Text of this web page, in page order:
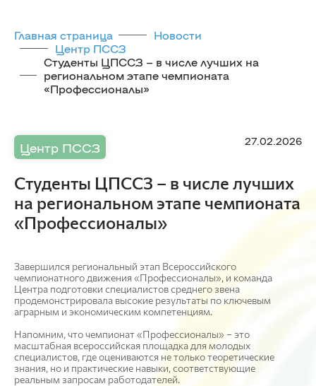
Главная страница
Новости
Центр ПССЗ
Студенты ЦПССЗ – в числе лучших на
региональном этапе чемпионата
«Профессионалы»
Центр ПССЗ 27.02.2026
Студенты ЦПССЗ – в числе лучших
на региональном этапе чемпионата
«Профессионалы»
Завершился региональный этап Всероссийского
чемпионатного движения «Профессионалы», и команда
Центра подготовки специалистов среднего звена
продемонстрировала высокие результаты по ключевым
аграрным и экономическим компетенциям.
Напомним, что чемпионат «Профессионалы» – это
масштабная всероссийская площадка для молодых
специалистов, где оцениваются не только теоретические
знания, но и практические навыки, соответствующие
реальным запросам работодателей.